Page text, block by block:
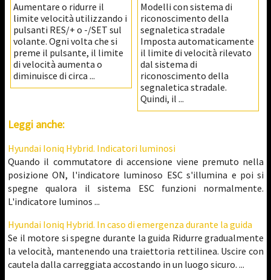
Aumentare o ridurre il
limite velocità utilizzando i
pulsanti RES/+ o -/SET sul
volante. Ogni volta che si
preme il pulsante, il limite
di velocità aumenta o
diminuisce di circa ...
Modelli con sistema di
riconoscimento della
segnaletica stradale
Imposta automaticamente
il limite di velocità rilevato
dal sistema di
riconoscimento della
segnaletica stradale.
Quindi, il ...
Leggi anche:
Hyundai Ioniq Hybrid. Indicatori luminosi
Quando il commutatore di accensione viene premuto nella
posizione ON, l'indicatore luminoso ESC s'illumina e poi si
spegne qualora il sistema ESC funzioni normalmente.
L'indicatore luminos ...
Hyundai Ioniq Hybrid. In caso di emergenza durante la guida
Se il motore si spegne durante la guida Ridurre gradualmente
la velocità, mantenendo una traiettoria rettilinea. Uscire con
cautela dalla carreggiata accostando in un luogo sicuro. ...